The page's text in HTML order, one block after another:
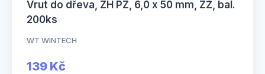
Vrut do dřeva, ZH PZ, 6,0 x 50 mm, ZŽ, bal.
200ks
WT WINTECH
139 Kč